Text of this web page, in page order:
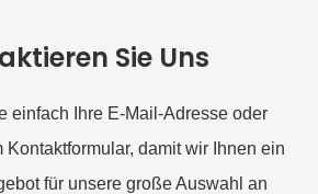
Sie Uns
einfach Ihre E-Mail-Adresse oder
Kontaktformular, damit wir Ihnen ein
für unsere große Auswahl an